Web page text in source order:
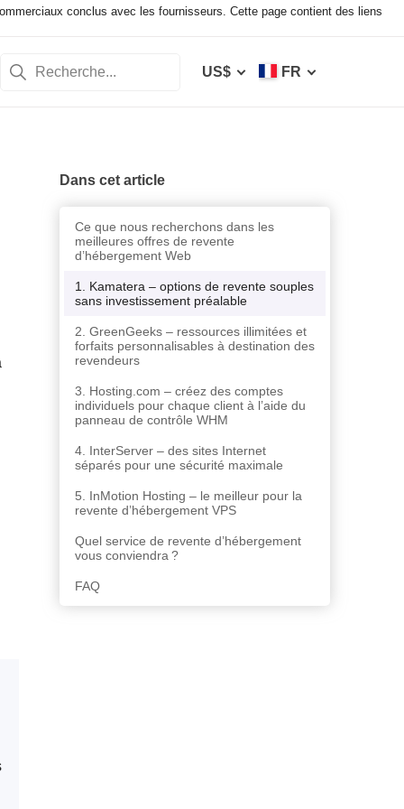
conclus avec les fournisseurs. Cette page contient des liens
US$ FR
Dans cet article
Ce que nous recherchons dans les
meilleures offres de revente
d’hébergement Web
1. Kamatera – options de revente souples
sans investissement préalable
2. GreenGeeks – ressources illimitées et
forfaits personnalisables à destination des
revendeurs
3. Hosting.com – créez des comptes
individuels pour chaque client à l’aide du
panneau de contrôle WHM
4. InterServer – des sites Internet
séparés pour une sécurité maximale
5. InMotion Hosting – le meilleur pour la
revente d’hébergement VPS
Quel service de revente d’hébergement
vous conviendra ?
FAQ